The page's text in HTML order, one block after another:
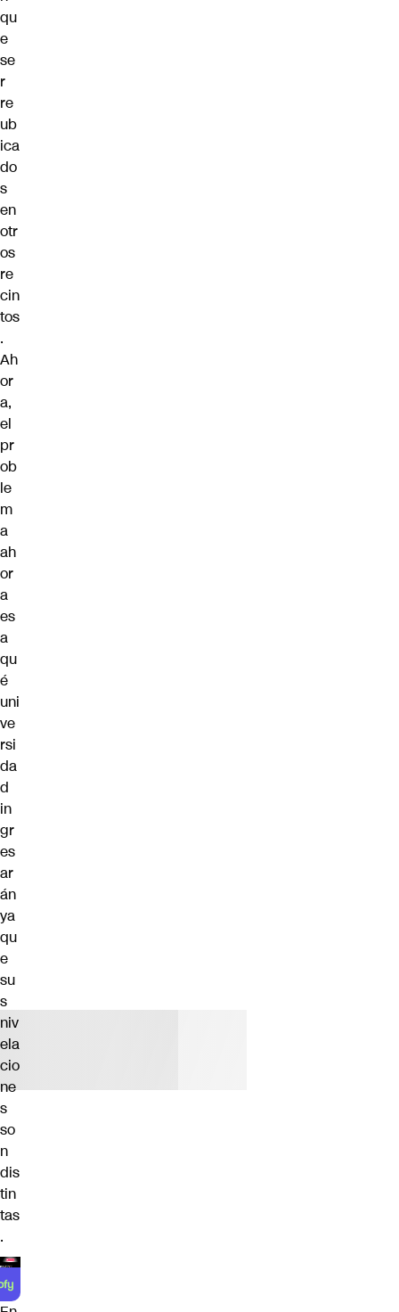
qu
e
se
r
re
ub
ica
do
s
en
otr
os
re
cin
tos
.
Ah
or
a,
el
pr
ob
le
m
a
ah
or
a
es
a
qu
é
uni
ve
rsi
da
d
in
gr
es
ar
án
ya
qu
e
su
s
niv
ela
cio
ne
s
so
n
dis
tin
tas
.